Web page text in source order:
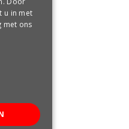
u in met
met ons